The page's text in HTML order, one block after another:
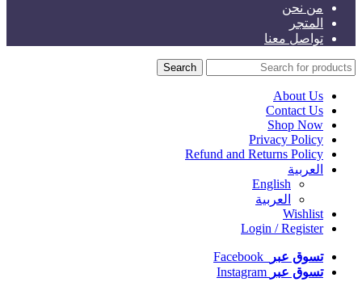
من نحن
المتجر
تواصل معنا
Search
About Us
Contact Us
Shop Now
Privacy Policy
Refund and Returns Policy
العربية
English
العربية
Wishlist
Login / Register
تسوق عبر
تسوق عبر